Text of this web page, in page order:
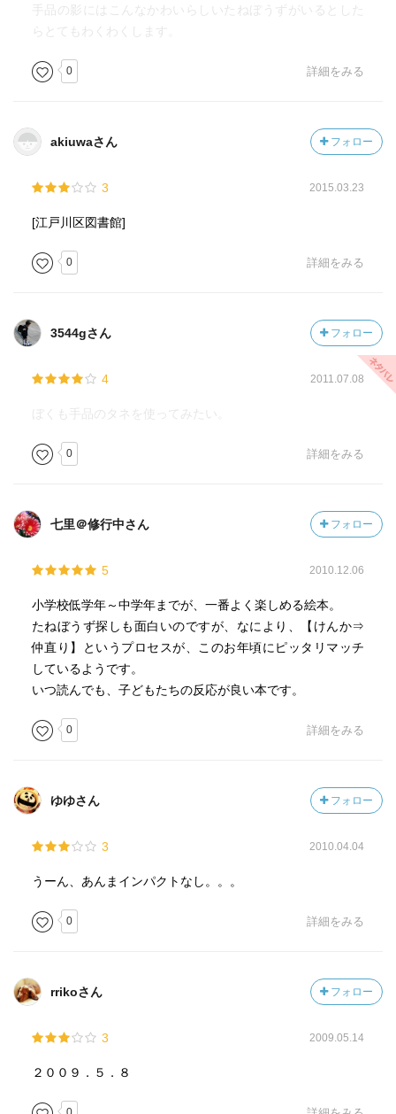
手品の影にはこんなかわいらしいたねぼうずがいるとした
らとてもわくわくします。
0 詳細をみる
akiuwaさん フォロー
3 2015.03.23
[江戸川区図書館]
0 詳細をみる
3544gさん フォロー
4 2011.07.08
ぼくも手品のタネを使ってみたい。
0 詳細をみる
七里＠修行中さん フォロー
5 2010.12.06
小学校低学年～中学年までが、一番よく楽しめる絵本。
たねぼうず探しも面白いのですが、なにより、【けんか⇒
仲直り】というプロセスが、このお年頃にピッタリマッチ
しているようです。
いつ読んでも、子どもたちの反応が良い本です。
0 詳細をみる
ゆゆさん フォロー
3 2010.04.04
うーん、あんまインパクトなし。。。
0 詳細をみる
rrikoさん フォロー
3 2009.05.14
２００９．５．８